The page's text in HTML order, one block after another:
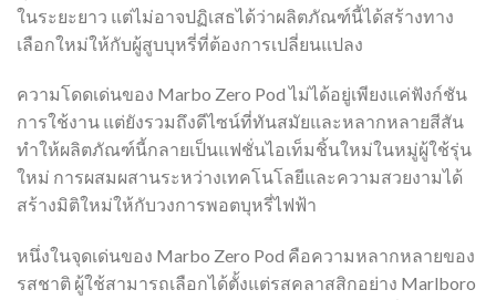
ในระยะยาว แต่ไม่อาจปฏิเสธได้ว่าผลิตภัณฑ์นี้ได้สร้างทาง
เลือกใหม่ให้กับผู้สูบบุหรี่ที่ต้องการเปลี่ยนแปลง
ความโดดเด่นของ Marbo Zero Pod ไม่ได้อยู่เพียงแค่ฟังก์ชัน
การใช้งาน แต่ยังรวมถึงดีไซน์ที่ทันสมัยและหลากหลายสีสัน
ทำให้ผลิตภัณฑ์นี้กลายเป็นแฟชั่นไอเท็มชิ้นใหม่ในหมู่ผู้ใช้รุ่น
ใหม่ การผสมผสานระหว่างเทคโนโลยีและความสวยงามได้
สร้างมิติใหม่ให้กับวงการพอตบุหรี่ไฟฟ้า
หนึ่งในจุดเด่นของ Marbo Zero Pod คือความหลากหลายของ
รสชาติ ผู้ใช้สามารถเลือกได้ตั้งแต่รสคลาสสิกอย่าง Marlboro